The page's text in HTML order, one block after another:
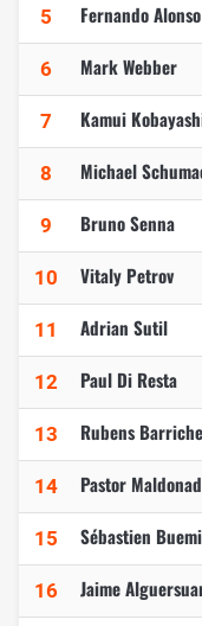
5 Fernando Alonso
6 Mark Webber
7 Kamui
8 Michael
9 Bruno Senna
10 Vitaly Petrov
11 Adrian Sutil
12 Paul Di Resta
13 Rubens
14 Pastor
15 Sébastien Buemi
16 Jaime